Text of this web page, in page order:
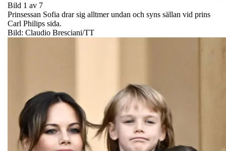
Bild 1 av 7
Prinsessan Sofia drar sig alltmer undan och syns sällan vid prins
Carl Philips sida.
Bild: Claudio Bresciani/TT